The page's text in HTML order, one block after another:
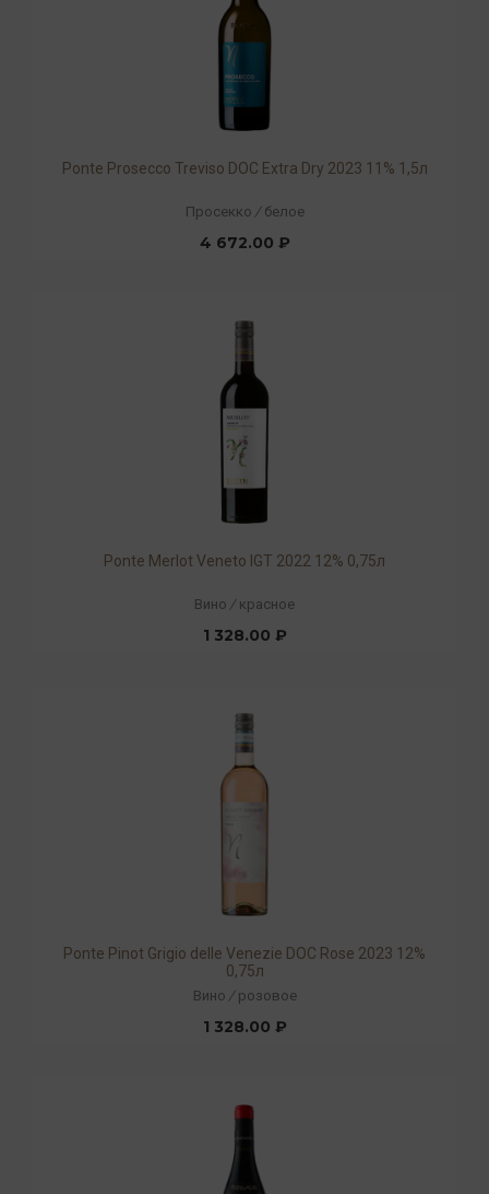
Ponte Prosecco Treviso DOC Extra Dry 2023 11% 1,5л
Просекко / белое
4 672.00 ₽
Ponte Merlot Veneto IGT 2022 12% 0,75л
Вино / красное
1 328.00 ₽
Ponte Pinot Grigio delle Venezie DOC Rose 2023 12%
0,75л
Вино / розовое
1 328.00 ₽